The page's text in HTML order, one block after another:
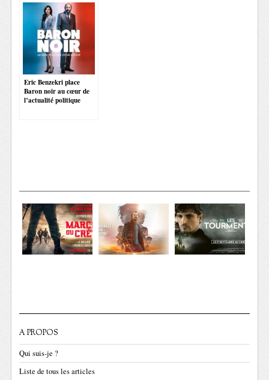
Eric Benzekri place
Baron noir au cœur de
l’actualité politique
A PROPOS
Qui suis-je ?
Liste de tous les articles